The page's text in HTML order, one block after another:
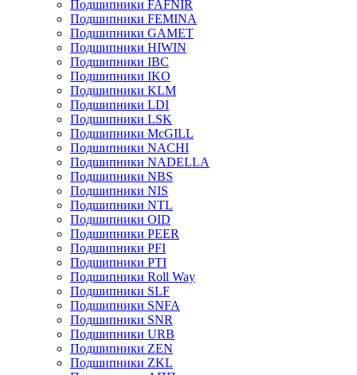
Подшипники FAFNIR
Подшипники FEMINA
Подшипники GAMET
Подшипники HIWIN
Подшипники IBC
Подшипники IKO
Подшипники KLM
Подшипники LDI
Подшипники LSK
Подшипники McGILL
Подшипники NACHI
Подшипники NADELLA
Подшипники NBS
Подшипники NIS
Подшипники NTL
Подшипники OID
Подшипники PEER
Подшипники PFI
Подшипники PTI
Подшипники Roll Way
Подшипники SLF
Подшипники SNFA
Подшипники SNR
Подшипники URB
Подшипники ZEN
Подшипники ZKL